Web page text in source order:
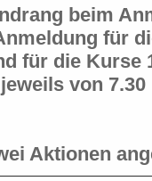
beim
für
für die Kurse
von
Aktionen